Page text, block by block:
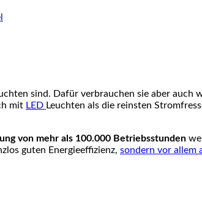
sind. Dafür verbrauchen sie aber
mit LED Leuchten als die reinsten
von mehr als 100.000 Betriebsstunden
guten Energieeffizienz, sondern vor allem